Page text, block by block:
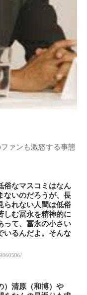
ァンも激怒する事態
俗なマスコミはなん
ないのだろうが、長
られない人間は低俗
しむ冨永を精神的に
って、冨永の小さい
いるんだよ。そんな
）清原（和博）や